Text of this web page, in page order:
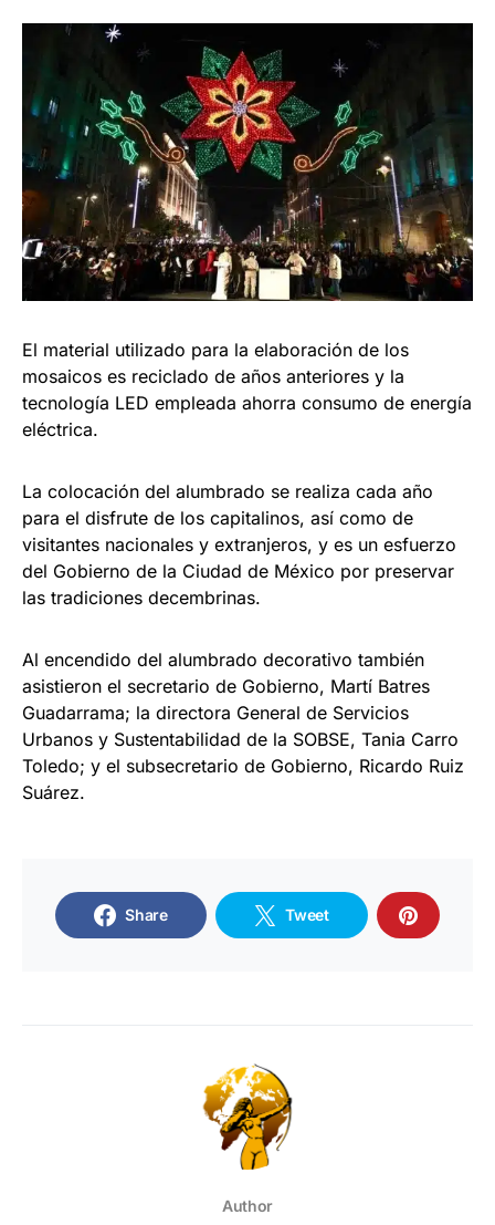
El material utilizado para la elaboración de los
mosaicos es reciclado de años anteriores y la
tecnología LED empleada ahorra consumo de energía
eléctrica.
La colocación del alumbrado se realiza cada año
para el disfrute de los capitalinos, así como de
visitantes nacionales y extranjeros, y es un esfuerzo
del Gobierno de la Ciudad de México por preservar
las tradiciones decembrinas.
Al encendido del alumbrado decorativo también
asistieron el secretario de Gobierno, Martí Batres
Guadarrama; la directora General de Servicios
Urbanos y Sustentabilidad de la SOBSE, Tania Carro
Toledo; y el subsecretario de Gobierno, Ricardo Ruiz
Suárez.
Share Tweet
Author